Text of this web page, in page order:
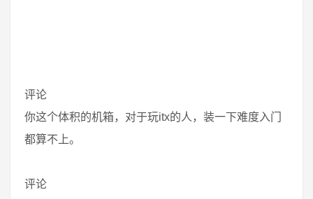
评论
你这个体积的机箱，对于玩itx的人，装一下难度入门
都算不上。
评论